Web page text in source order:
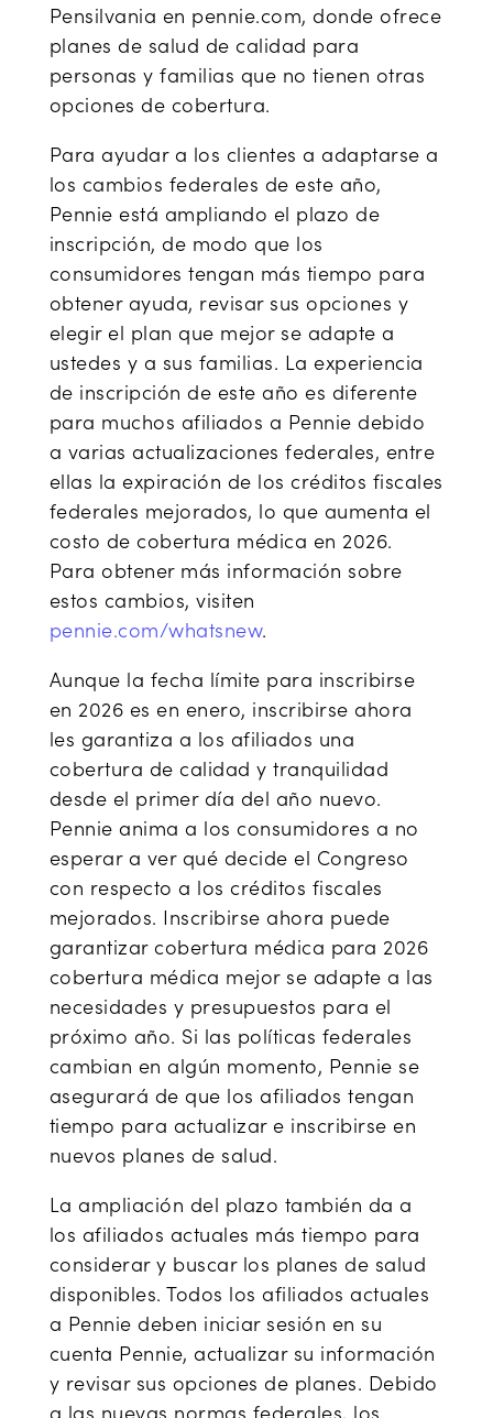
Pensilvania en pennie.com, donde ofrece
planes de salud de calidad para
personas y familias que no tienen otras
opciones de cobertura.
Para ayudar a los clientes a adaptarse a
los cambios federales de este año,
Pennie está ampliando el plazo de
inscripción, de modo que los
consumidores tengan más tiempo para
obtener ayuda, revisar sus opciones y
elegir el plan que mejor se adapte a
ustedes y a sus familias. La experiencia
de inscripción de este año es diferente
para muchos afiliados a Pennie debido
a varias actualizaciones federales, entre
ellas la expiración de los créditos fiscales
federales mejorados, lo que aumenta el
costo de cobertura médica en 2026.
Para obtener más información sobre
estos cambios, visiten
pennie.com/whatsnew.
Aunque la fecha límite para inscribirse
en 2026 es en enero, inscribirse ahora
les garantiza a los afiliados una
cobertura de calidad y tranquilidad
desde el primer día del año nuevo.
Pennie anima a los consumidores a no
esperar a ver qué decide el Congreso
con respecto a los créditos fiscales
mejorados. Inscribirse ahora puede
garantizar cobertura médica para 2026
cobertura médica mejor se adapte a las
necesidades y presupuestos para el
próximo año. Si las políticas federales
cambian en algún momento, Pennie se
asegurará de que los afiliados tengan
tiempo para actualizar e inscribirse en
nuevos planes de salud.
La ampliación del plazo también da a
los afiliados actuales más tiempo para
considerar y buscar los planes de salud
disponibles. Todos los afiliados actuales
a Pennie deben iniciar sesión en su
cuenta Pennie, actualizar su información
y revisar sus opciones de planes. Debido
a las nuevas normas federales, los